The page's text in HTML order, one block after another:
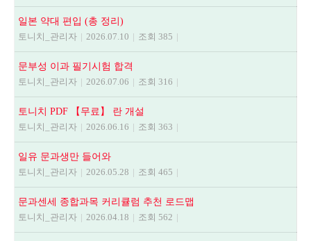
일본 약대 편입 (총 정리)
토니치_관리자 | 2026.07.10 | 조회 385 |
문부성 이과 필기시험 합격
토니치_관리자 | 2026.07.06 | 조회 316 |
토니치 PDF 【무료】 란 개설
토니치_관리자 | 2026.06.16 | 조회 363 |
일유 문과생만 들어와
토니치_관리자 | 2026.05.28 | 조회 465 |
문과센세 종합과목 커리큘럼 추천 로드맵
토니치_관리자 | 2026.04.18 | 조회 562 |